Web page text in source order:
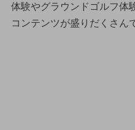
体験やグラウンドゴルフ体
コンテンツが盛りだくさん